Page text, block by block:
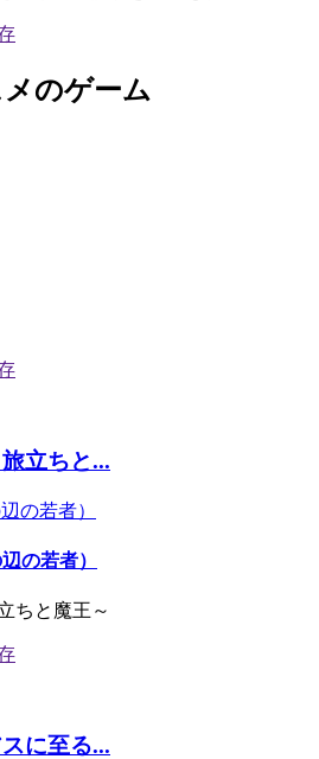
のゲーム
立ちと...
の若者）
の若者）
ちと魔王～
に至る...